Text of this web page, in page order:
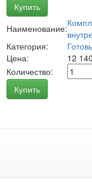
Купить
Наименование:
Категория:
Цена:
12
Количество:
Купить